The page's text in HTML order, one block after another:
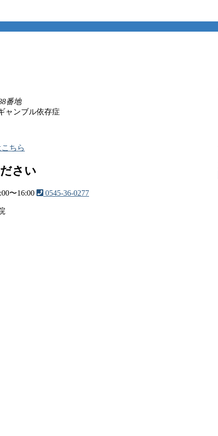
番地
ャンブル依存症
ちら
さい
〜16:00 0545-36-0277